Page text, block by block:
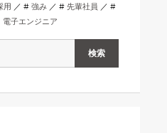
用 強み
先輩社員
電子エンジニア